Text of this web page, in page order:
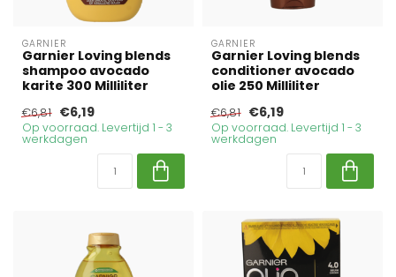
GARNIER
Garnier Loving blends
shampoo avocado
karite 300 Milliliter
€6,81 €6,19
Op voorraad. Levertijd 1 - 3
werkdagen
GARNIER
Garnier Loving blends
conditioner avocado
olie 250 Milliliter
€6,81 €6,19
Op voorraad. Levertijd 1 - 3
werkdagen